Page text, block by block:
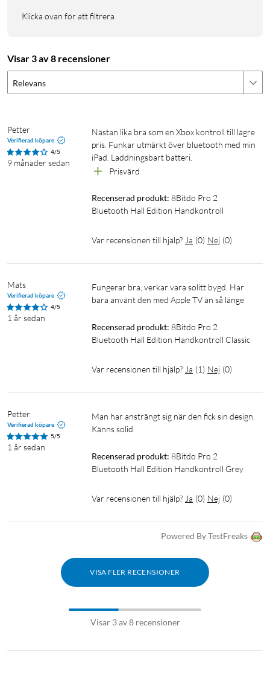
med den inkluderade USB-C-kabeln.
Laddningstid: 4 h
Batteritid: 20 h
Mått: 153x101x64 mm
C-kabel, manual
Klicka ovan för att filtrera
Visar 3 av 8 recensioner
Relevans
Petter
Verifierad köpare
4/5
9 månader sedan
Nästan lika bra som en Xbox kontroll till lägre
pris. Funkar utmärkt över bluetooth med min
iPad. Laddningsbart batteri.
Prisvärd
Recenserad produkt: 8Bitdo Pro 2
Bluetooth Hall Edition Handkontroll
Var recensionen till hjälp? Ja (0) Nej (0)
Mats
Verifierad köpare
4/5
1 år sedan
Fungerar bra, verkar vara solitt bygd. Har
bara använt den med Apple TV än så länge
Recenserad produkt: 8Bitdo Pro 2
Bluetooth Hall Edition Handkontroll Classic
Var recensionen till hjälp? Ja (1) Nej (0)
Petter
Verifierad köpare
5/5
1 år sedan
Man har ansträngt sig när den fick sin design.
Känns solid
Recenserad produkt: 8Bitdo Pro 2
Bluetooth Hall Edition Handkontroll Grey
Var recensionen till hjälp? Ja (0) Nej (0)
Powered By TestFreaks
VISA FLER RECENSIONER
Visar 3 av 8 recensioner